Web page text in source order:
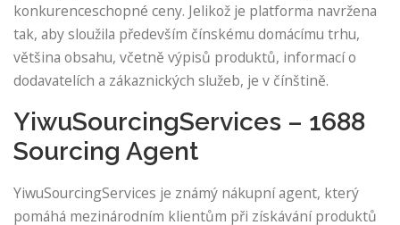
konkurenceschopné ceny. Jelikož je platforma navržena
tak, aby sloužila především čínskému domácímu trhu,
většina obsahu, včetně výpisů produktů, informací o
dodavatelích a zákaznických služeb, je v čínštině.
YiwuSourcingServices – 1688
Sourcing Agent
YiwuSourcingServices je známý nákupní agent, který
pomáhá mezinárodním klientům při získávání produktů